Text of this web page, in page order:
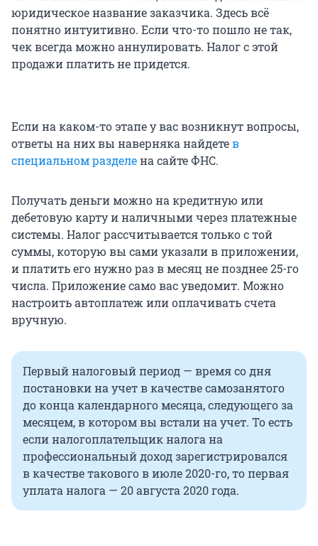
юридическое название заказчика. Здесь всё
понятно интуитивно. Если что-то пошло не так,
чек всегда можно аннулировать. Налог с этой
продажи платить не придется.
Если на каком-то этапе у вас возникнут вопросы,
ответы на них вы наверняка найдетев
специальном разделена сайте ФНС.
Получать деньги можно на кредитную или
дебетовую карту и наличными через платежные
системы. Налог рассчитывается только с той
суммы, которую вы сами указали в приложении,
и платить его нужно раз в месяц не позднее 25-го
числа. Приложение само вас уведомит. Можно
настроить автоплатеж или оплачивать счета
вручную.
Первый налоговый период — время со дня
постановки на учет в качестве самозанятого
до конца календарного месяца, следующего за
месяцем, в котором вы встали на учет. То есть
если налогоплательщик налога на
профессиональный доход зарегистрировался
в качестве такового в июле 2020-го, то первая
уплата налога — 20 августа 2020 года.